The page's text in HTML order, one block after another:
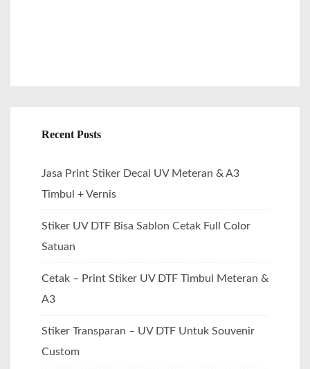
Recent Posts
Jasa Print Stiker Decal UV Meteran & A3
Timbul + Vernis
Stiker UV DTF Bisa Sablon Cetak Full Color
Satuan
Cetak – Print Stiker UV DTF Timbul Meteran &
A3
Stiker Transparan – UV DTF Untuk Souvenir
Custom